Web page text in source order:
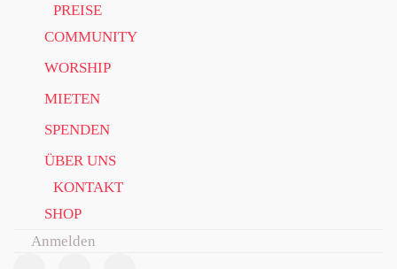
PREISE
COMMUNITY
WORSHIP
MIETEN
SPENDEN
ÜBER UNS
KONTAKT
SHOP
Anmelden